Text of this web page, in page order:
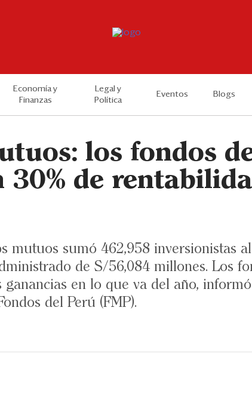
Economía y
Finanzas
Legal y
Política
Eventos Blogs
los fondos
30% de
mutuos sumó 462,958 inversionistas
de S/56,084 millones. Los
en lo que va del año,
del Perú (FMP).